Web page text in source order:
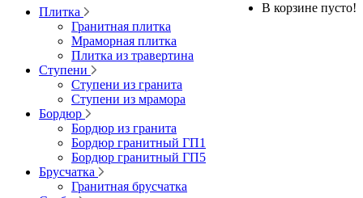
В корзине пусто!
Плитка
Гранитная плитка
Мраморная плитка
Плитка из травертина
Ступени
Ступени из гранита
Ступени из мрамора
Бордюр
Бордюр из гранита
Бордюр гранитный ГП1
Бордюр гранитный ГП5
Брусчатка
Гранитная брусчатка